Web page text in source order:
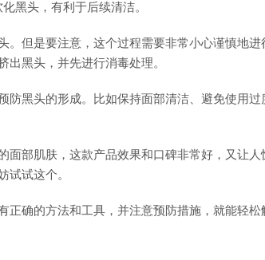
黑头，有利于后续清洁。
但是要注意，这个过程需要非常小心谨慎地进
出黑头，并先进行消毒处理。
防黑头的形成。比如保持面部清洁、避免使用
面部肌肤，这款产品效果和口碑非常好，又让
试试这个。
正确的方法和工具，并注意预防措施，就能轻松